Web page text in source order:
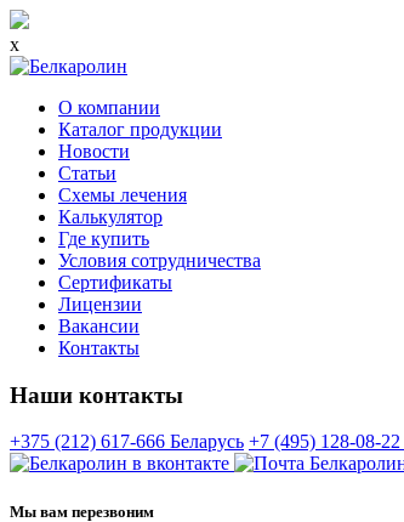
x
О компании
Каталог продукции
Новости
Статьи
Схемы лечения
Калькулятор
Где купить
Условия сотрудничества
Сертификаты
Лицензии
Вакансии
Контакты
Наши контакты
+375 (212) 617-666 Беларусь +7 (495) 128-08-22
Мы вам перезвоним